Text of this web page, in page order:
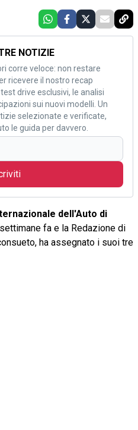
NOTIZIE
corre veloce: non restare
ricevere il nostro recap
drive esclusivi, le analisi
sui nuovi modelli. Un
selezionate e verificate,
le guida per davvero.
dell'Auto di
fa e la Redazione di
ha assegnato i suoi tre